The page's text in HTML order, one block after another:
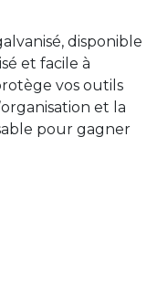
disponible
et facile à
vos outils
et la
pour gagner